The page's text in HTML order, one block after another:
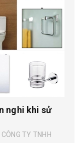
nghi khi sử
TY TNHH